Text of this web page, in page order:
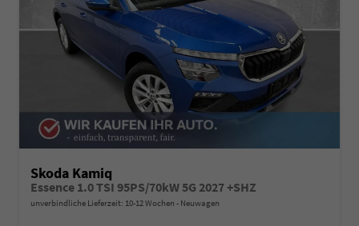
Skoda Kamiq
Essence 1.0 TSI 95PS/70kW 5G 2027 +SHZ
unverbindliche Lieferzeit: 10-12 Wochen Neuwagen